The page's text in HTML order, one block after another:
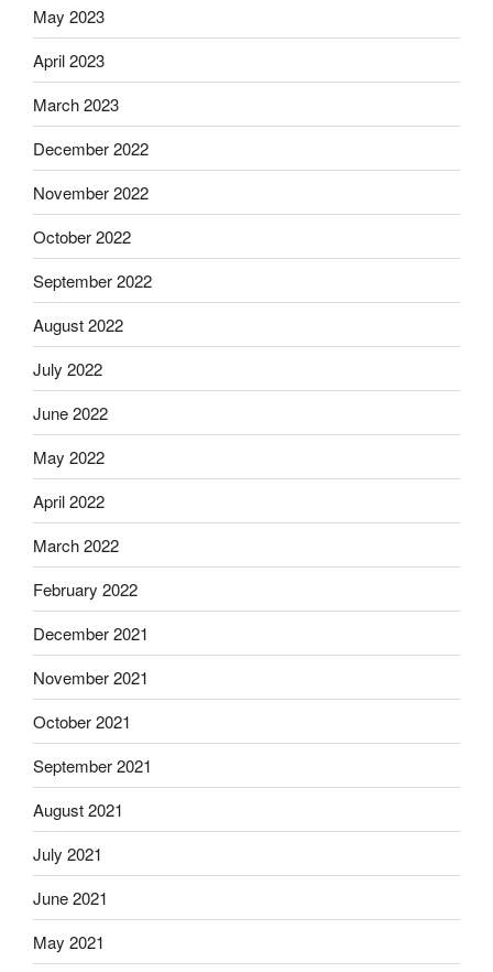
May 2023
April 2023
March 2023
December 2022
November 2022
October 2022
September 2022
August 2022
July 2022
June 2022
May 2022
April 2022
March 2022
February 2022
December 2021
November 2021
October 2021
September 2021
August 2021
July 2021
June 2021
May 2021